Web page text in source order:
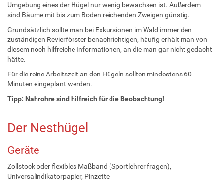
Umgebung eines der Hügel nur wenig bewachsen ist. Außerdem
sind Bäume mit bis zum Boden reichenden Zweigen günstig.
Grundsätzlich sollte man bei Exkursionen im Wald immer den
zuständigen Revierförster benachrichtigen, häufig erhält man von
diesem noch hilfreiche Informationen, an die man gar nicht gedacht
hätte.
Für die reine Arbeitszeit an den Hügeln sollten mindestens 60
Minuten eingeplant werden.
Tipp: Nahrohre sind hilfreich für die Beobachtung!
Der Nesthügel
Geräte
Zollstock oder flexibles Maßband (Sportlehrer fragen),
Universalindikatorpapier, Pinzette